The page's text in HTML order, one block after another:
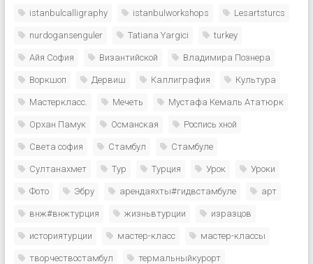
istanbulcalligraphy istanbulworkshops Lesartsturcs
nurdogansenguler Tatiana Yargici turkey
Айя София Византийской Владимира Познера
Воркшоп Дервиш Каллиграфия Культура
Мастеркласс. Мечеть Мустафа Кемаль Ататюрк
Орхан Памук Османская Роспись хной
Света софия Стамбул Стамбуле
Султанахмет Тур Турция Урок Уроки
Фото Эбру арендаяхты#гидвстамбуле арт
внж#внжтурция жизньвтурции изразцов
историятурции мастер-класс мастер-классы
творчествостамбул термальныйкурорт